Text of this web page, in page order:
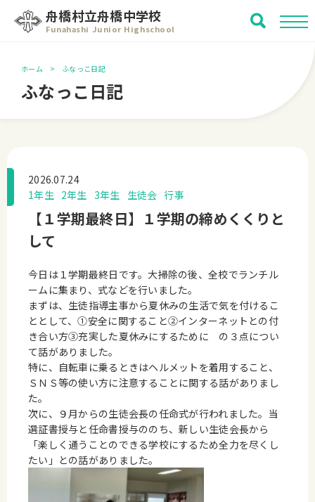
舟橋村立舟橋中学校
Funahashi Junior Highschool
ホーム ふなっこ日記
ふなっこ日記
2026.07.24
1年生 2年生 3年生 生徒会 行事
【１学期最終日】１学期の締めくくりと
して
今日は１学期最終日です。大掃除の後、全校でランチル
ームに集まり、式などを行いました。
まずは、生徒指導主事から夏休みの生活で気を付けるこ
ととして、①安全に関すること②インターネットとの付
き合い方③充実した夏休みにするために の３点につい
て話がありました。
特に、自転車に乗るときはヘルメットを着用すること、
ＳＮＳ等の使い方に注意することに関する話がありまし
た。
次に、９月からの生徒会長の任命式が行われました。当
選証書授与と任命書授与ののち、新しい生徒会長から
「楽しく通うことのできる学校にするため全力を尽くし
たい」との話がありました。